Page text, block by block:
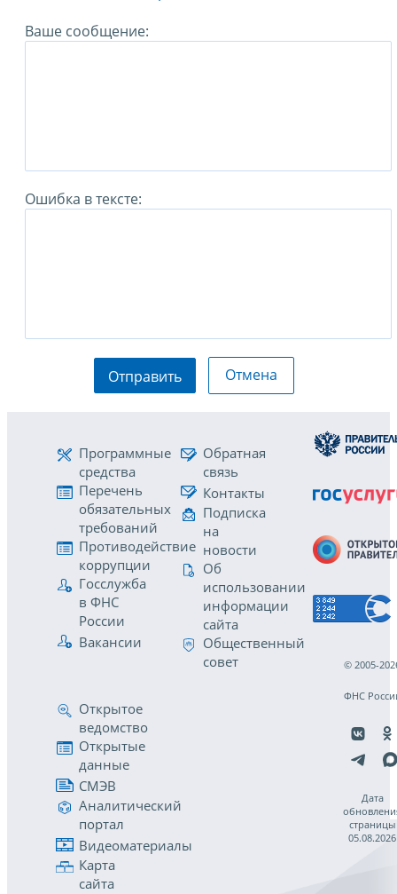
Ваше сообщение:
Ошибка в тексте:
Отправить Отмена
Программные
средства
Перечень
обязательных
требований
Противодействие
коррупции
Госслужба
в ФНС
России
Вакансии
Обратная
связь
Контакты
Подписка
на
новости
Об
использовании
информации
сайта
Общественный
совет
Открытое
ведомство
Открытые
данные
СМЭВ
Аналитический
портал
Видеоматериалы
Карта
сайта
© 2005-
ФНС
Дата
страницы
05.08.2026